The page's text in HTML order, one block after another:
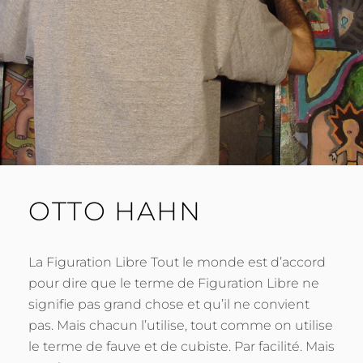
OTTO HAHN
La Figuration Libre Tout le monde est d’accord
pour dire que le terme de Figuration Libre ne
signifie pas grand chose et qu’il ne convient
pas. Mais chacun l’utilise, tout comme on utilise
le terme de fauve et de cubiste. Par facilité. Mais